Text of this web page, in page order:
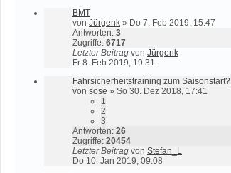
BMT
von Jürgenk » Do 7. Feb 2019, 15:47
Antworten: 3
Zugriffe: 6717
Letzter Beitrag von Jürgenk
Fr 8. Feb 2019, 19:31
Fahrsicherheitstraining zum Saisonstart?
von söse » So 30. Dez 2018, 17:41
1
2
3
Antworten: 26
Zugriffe: 20454
Letzter Beitrag von Stefan_L
Do 10. Jan 2019, 09:08